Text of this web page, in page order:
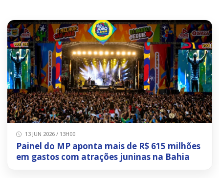
13 JUN 2026 / 13H00
Painel do MP aponta mais de R$ 615 milhões
em gastos com atrações juninas na Bahia